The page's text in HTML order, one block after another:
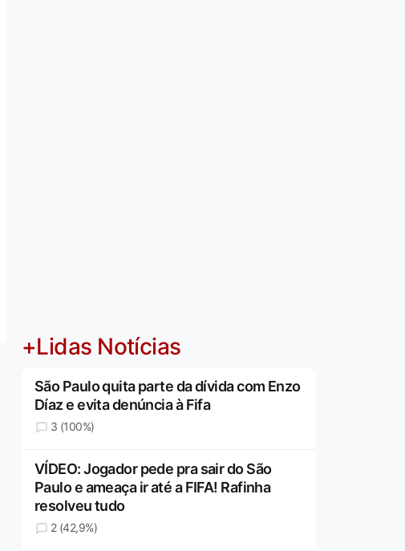
+Lidas Notícias
São Paulo quita parte da dívida com Enzo
Díaz e evita denúncia à Fifa
3 (100%)
VÍDEO: Jogador pede pra sair do São
Paulo e ameaça ir até a FIFA! Rafinha
resolveu tudo
2 (42,9%)